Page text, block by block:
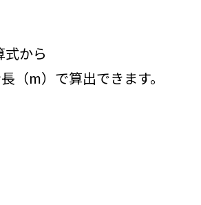
から
m）で算出できます。